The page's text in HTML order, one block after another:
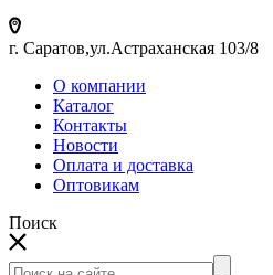
г. Саратов,ул.Астраханская 103/8
О компании
Каталог
Контакты
Новости
Оплата и доставка
Оптовикам
Поиск